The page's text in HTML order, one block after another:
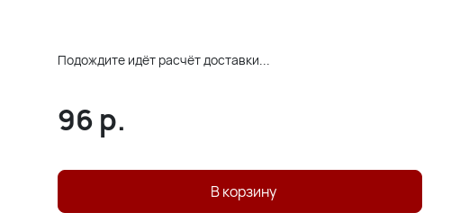
Подождите идёт расчёт доставки...
96 р.
В корзину